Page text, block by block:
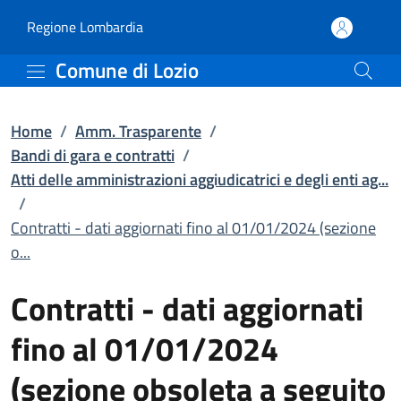
Contratti - dati
Regione Lombardia(apre in un'altra scheda).
Comune di Lozio
Home / Amm. Trasparente /
Bandi di gara e contratti /
Atti delle amministrazioni aggiudicatrici e degli enti ag...
/
Contratti - dati aggiornati fino al 01/01/2024 (sezione
o...
Contratti - dati aggiornati
fino al 01/01/2024
(sezione obsoleta a seguito